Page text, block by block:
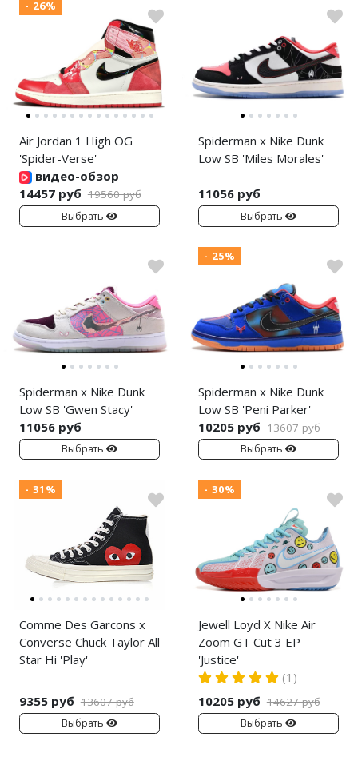
- 26%
Air Jordan 1 High OG
'Spider-Verse'
видео-обзор
14457 руб 19560 руб
Выбрать
Spiderman x Nike Dunk
Low SB 'Miles Morales'
11056 руб
Выбрать
Spiderman x Nike Dunk
Low SB 'Gwen Stacy'
11056 руб
Выбрать
- 25%
Spiderman x Nike Dunk
Low SB 'Peni Parker'
10205 руб 13607 руб
Выбрать
- 31%
Comme Des Garcons x
Converse Chuck Taylor All
Star Hi 'Play'
9355 руб 13607 руб
Выбрать
- 30%
Jewell Loyd X Nike Air
Zoom GT Cut 3 EP
'Justice'
(1)
10205 руб 14627 руб
Выбрать